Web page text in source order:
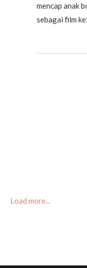
mencap anak
sebagai film
Load more...